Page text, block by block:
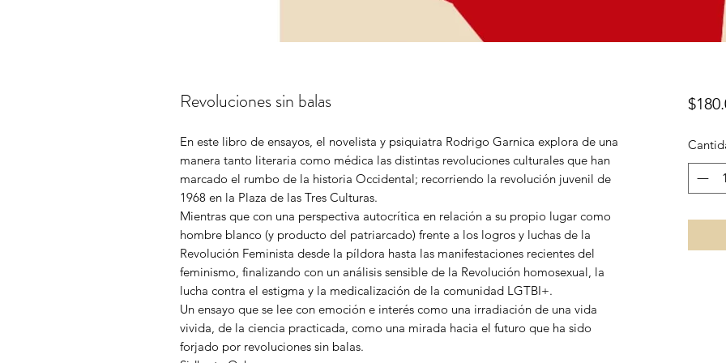
Revoluciones sin balas
En este libro de ensayos, el novelista y psiquiatra Rodrigo Garnica explora de una
manera tanto literaria como médica las distintas revoluciones culturales que han
marcado el rumbo de la historia Occidental; recorriendo la revolución juvenil de
1968 en la Plaza de las Tres Culturas.
Mientras que con una perspectiva autocrítica en relación a su propio lugar como
hombre blanco (y producto del patriarcado) frente a los logros y luchas de la
Revolución Feminista desde la píldora hasta las manifestaciones recientes del
feminismo, finalizando con un análisis sensible de la Revolución homosexual, la
lucha contra el estigma y la medicalización de la comunidad LGTBI+.
Un ensayo que se lee con emoción e interés como una irradiación de una vida
vivida, de la ciencia practicada, como una mirada hacia el futuro que ha sido
forjado por revoluciones sin balas.